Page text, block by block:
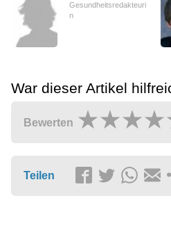
Gesundheitsredakteuri
n
War dieser Artikel
Bewerten
Teilen